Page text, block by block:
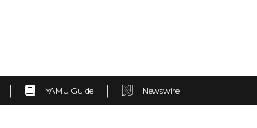
YAMU Guide Newswire